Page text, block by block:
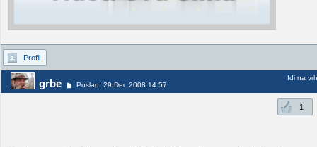
Profil
grbe Poslao: 29 Dec 2008 14:57
Idi na vrh
1